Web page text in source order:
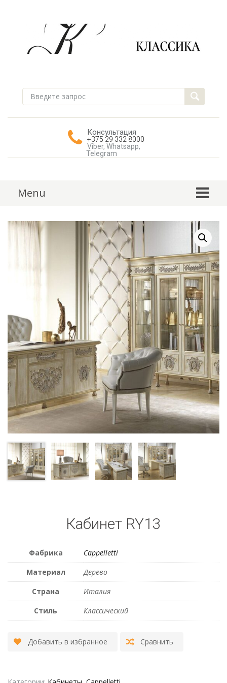
Консультация
+375 29 332 8000
Viber, Whatsapp,
Telegram
Menu
Кабинет RY13
Фабрика
Сappelletti
Материал
Дерево
Страна
Италия
Стиль
Классический
Добавить в избранное Сравнить